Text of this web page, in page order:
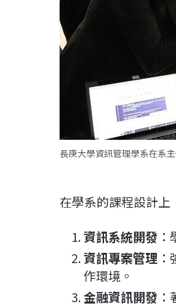
長庚大學資訊管理學系在系
在學系的課程設計
資訊系統開發
資訊專案管理
作環境。
金融資訊開發